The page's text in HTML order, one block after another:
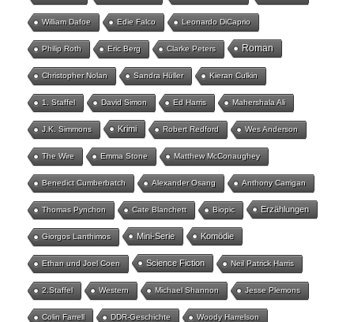
William Dafoe Edie Falco Leonardo DiCaprio
Philip Roth Eric Berg Clarke Peters Roman
Christopher Nolan Sandra Hüller Kieran Culkin
1. Staffel David Simon Ed Harris Mahershala Ali
J.K. Simmons Krimi Robert Redford Wes Anderson
The Wire Emma Stone Matthew McConaughey
Benedict Cumberbatch Alexander Osang Anthony Carrigan
Thomas Pynchon Cate Blanchett Biopic Erzählungen
Giorgos Lanthimos Mini-Serie Komödie
Ethan und Joel Coen Science Fiction Neil Patrick Harris
2.Staffel Western Michael Shannon Jesse Plemons
Colin Farrell DDR-Geschichte Woody Harrelson